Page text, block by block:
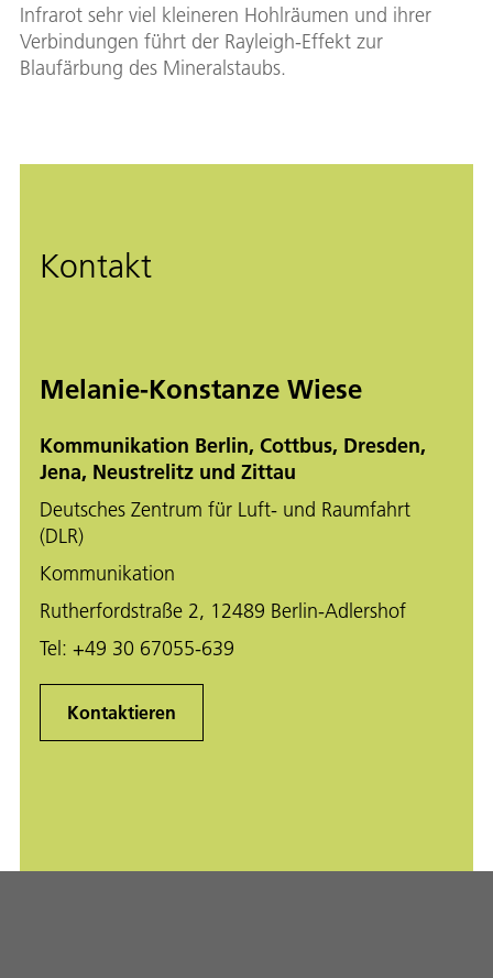
Infrarot sehr viel kleineren Hohlräumen und ihrer
Verbindungen führt der Rayleigh-Effekt zur
Blaufärbung des Mineralstaubs.
Kontakt
Melanie-Konstanze Wiese
Kommunikation Berlin, Cottbus, Dresden,
Jena, Neustrelitz und Zittau
Deutsches Zentrum für Luft- und Raumfahrt
(DLR)
Kommunikation
Rutherfordstraße 2, 12489 Berlin-Adlershof
Tel: +49 30 67055-639
Kontaktieren